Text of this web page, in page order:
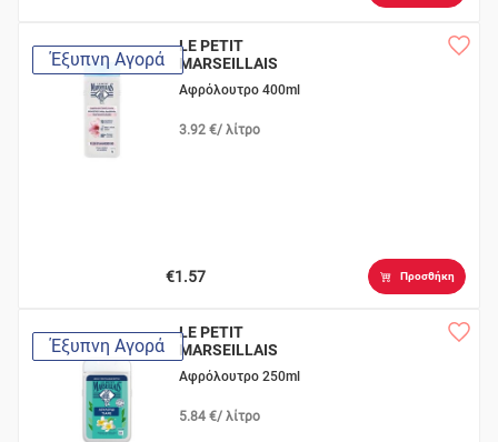
Έξυπνη Αγορά
LE PETIT
MARSEILLAIS
Βιολογικό Άνθος
Αμυγδαλιάς
Αφρόλουτρο 400ml
3.92 €/ λίτρο
€1.57 Προσθήκη
Έξυπνη Αγορά
LE PETIT
MARSEILLAIS
Λουλούδι Τιάρε
Αφρόλουτρο 250ml
5.84 €/ λίτρο